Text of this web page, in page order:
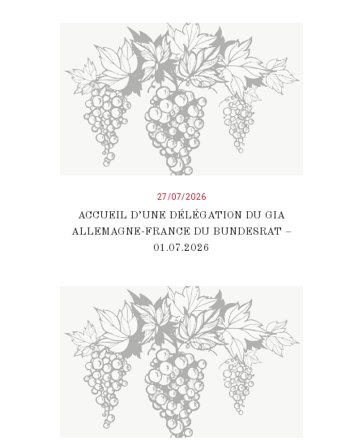
27/07/2026
ACCUEIL D’UNE DÉLÉGATION DU GIA
ALLEMAGNE-FRANCE DU BUNDESRAT –
01.07.2026